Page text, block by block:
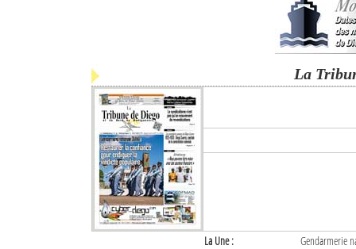
La
La Une :
Gendarmerie